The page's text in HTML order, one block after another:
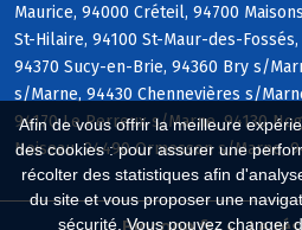
Afin de vous offrir la meilleure
des cookies : pour assurer une
récolter des statistiques afin
du site et vous proposer une
sécurité. Vous pouvez changer
Maurice, 94000 Créteil, 94700
St-Hilaire, 94100 St-Maur-des-
94370 Sucy-en-Brie, 94360 Bry s/
s/Marne, 94430 Chennevières s/
94170 Le Perreux s/Marne, 94130
Noiseau, 94490 Ormesson s/Marne,